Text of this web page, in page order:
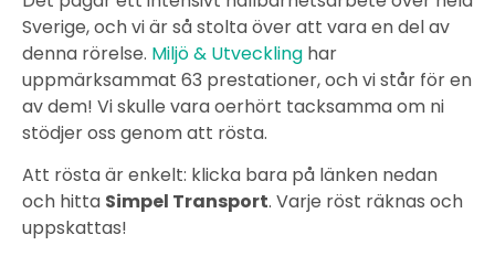
Sverige, och vi är så stolta över att vara en del av
denna rörelse. Miljö & Utveckling har
uppmärksammat 63 prestationer, och vi står för en
av dem! Vi skulle vara oerhört tacksamma om ni
stödjer oss genom att rösta.
Att rösta är enkelt: klicka bara på länken nedan
och hitta Simpel Transport. Varje röst räknas och
uppskattas!